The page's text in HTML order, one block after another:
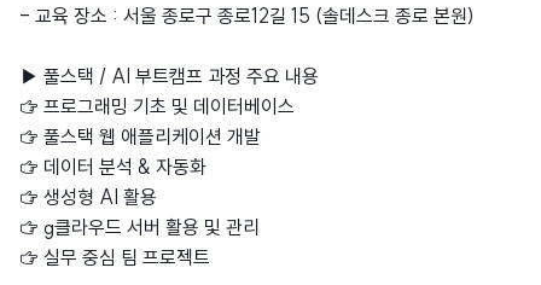
- 교육 장소 : 서울 종로구 종로12길 15 (솔데스크 종로 본원)
▶ 풀스택 / AI 부트캠프 과정 주요 내용
☞ 프로그래밍 기초 및 데이터베이스
☞ 풀스택 웹 애플리케이션 개발
☞ 데이터 분석 & 자동화
☞ 생성형 AI 활용
☞ g클라우드 서버 활용 및 관리
☞ 실무 중심 팀 프로젝트